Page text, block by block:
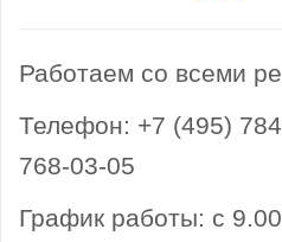
Работаем со всеми
Телефон: +7 (495)
768-03-05
График работы: с